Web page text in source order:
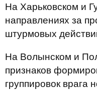
На Харьковском и
направлениях за
штурмовых
На Волынском и
признаков
группировок врага